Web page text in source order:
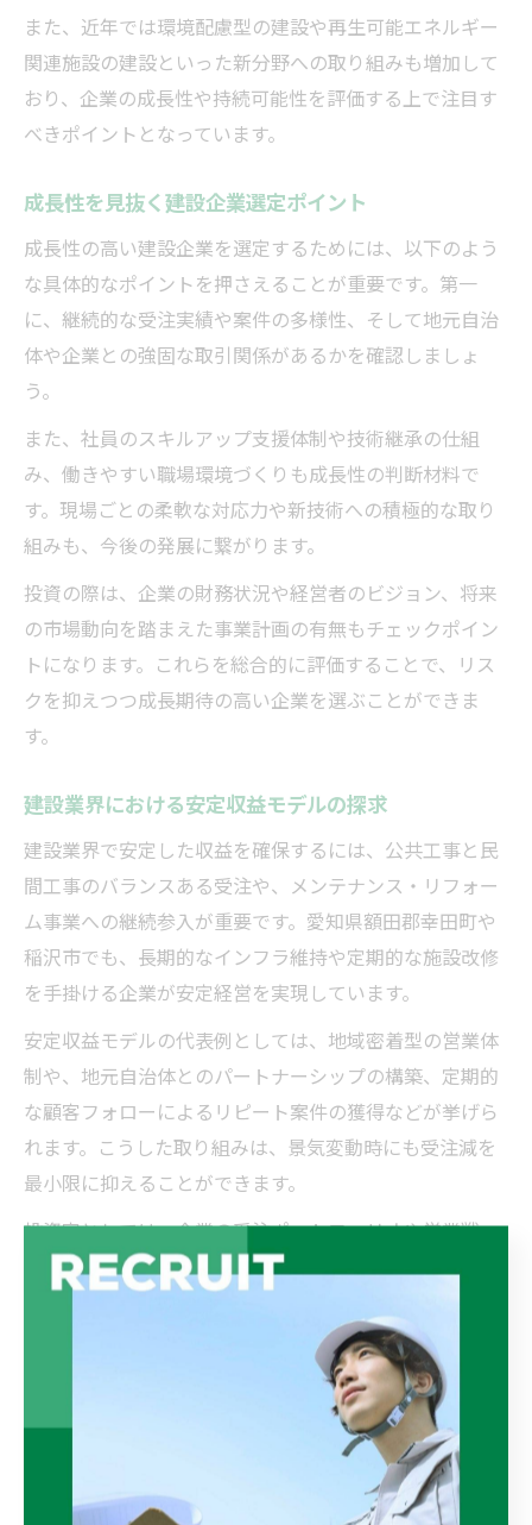
また、近年では環境配慮型の建設や再生可能エネルギー
関連施設の建設といった新分野への取り組みも増加して
おり、企業の成長性や持続可能性を評価する上で注目す
べきポイントとなっています。
成長性を見抜く建設企業選定ポイント
成長性の高い建設企業を選定するためには、以下のよう
な具体的なポイントを押さえることが重要です。第一
に、継続的な受注実績や案件の多様性、そして地元自治
体や企業との強固な取引関係があるかを確認しましょ
う。
また、社員のスキルアップ支援体制や技術継承の仕組
み、働きやすい職場環境づくりも成長性の判断材料で
す。現場ごとの柔軟な対応力や新技術への積極的な取り
組みも、今後の発展に繋がります。
投資の際は、企業の財務状況や経営者のビジョン、将来
の市場動向を踏まえた事業計画の有無もチェックポイン
トになります。これらを総合的に評価することで、リス
クを抑えつつ成長期待の高い企業を選ぶことができま
す。
建設業界における安定収益モデルの探求
建設業界で安定した収益を確保するには、公共工事と民
間工事のバランスある受注や、メンテナンス・リフォー
ム事業への継続参入が重要です。愛知県額田郡幸田町や
稲沢市でも、長期的なインフラ維持や定期的な施設改修
を手掛ける企業が安定経営を実現しています。
安定収益モデルの代表例としては、地域密着型の営業体
制や、地元自治体とのパートナーシップの構築、定期的
な顧客フォローによるリピート案件の獲得などが挙げら
れます。こうした取り組みは、景気変動時にも受注減を
最小限に抑えることができます。
投資家としては、企業の受注ポートフォリオや営業戦
略、長期契約の有無などを確認し、安定したキャッシュ
フローを生み出せる体制が整っているかを見極めること
が、リスク低減と安定収益の鍵となります。
将来性を秘めた幸田町稲沢市の建